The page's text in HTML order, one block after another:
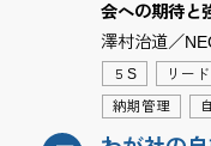
会への期待と
澤村治道／
５S リー
納期管理